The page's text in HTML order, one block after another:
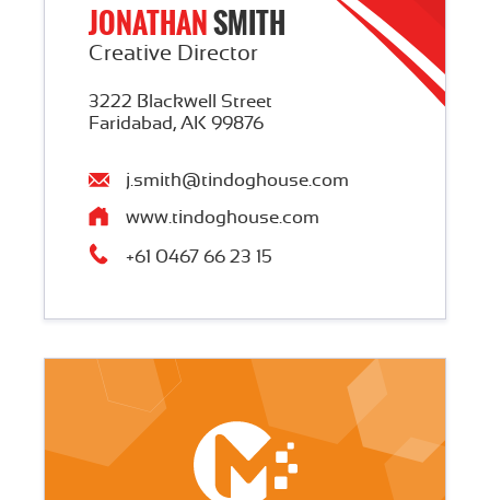
+61 0467 66 23 15
www.tindoghouse.com
Creative Director
3222 Blackwell Street
Faridabad, AK 99876
j.smith@tindoghouse.com
JONATHANSMITH